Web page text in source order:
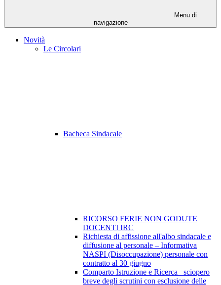
Menu di
navigazione
Novità
Le Circolari
Bacheca Sindacale
RICORSO FERIE NON GODUTE
DOCENTI IRC
Richiesta di affissione all'albo sindacale e
diffusione al personale – Informativa
NASPI (Disoccupazione) personale con
contratto al 30 giugno
Comparto Istruzione e Ricerca_ sciopero
breve degli scrutini con esclusione delle